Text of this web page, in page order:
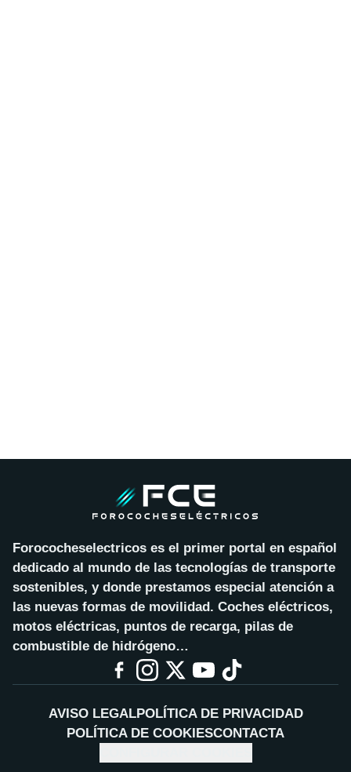
Forococheselectricos es el primer portal en español
dedicado al mundo de las tecnologías de transporte
sostenibles, y donde prestamos especial atención a
las nuevas formas de movilidad. Coches eléctricos,
motos eléctricas, puntos de recarga, pilas de
combustible de hidrógeno…
AVISO LEGALPOLÍTICA DE PRIVACIDAD
POLÍTICA DE COOKIESCONTACTA